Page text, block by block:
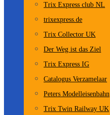
Trix Express club NL
trixexpress.de
Trix Collector UK
Der Weg ist das Ziel
Trix Express IG
Catalogus Verzamelaar
Peters Modelleisenbahn
Trix Twin Railway UK